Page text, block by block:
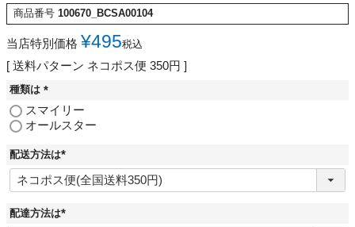
商品番号 100670_BCSA00104
当店特別価格 ¥495税込
送料パターン ネコポス便 350円
種類は
必
須
スマイリー
オールスター
配送方法は
(
必
須
配達方法は